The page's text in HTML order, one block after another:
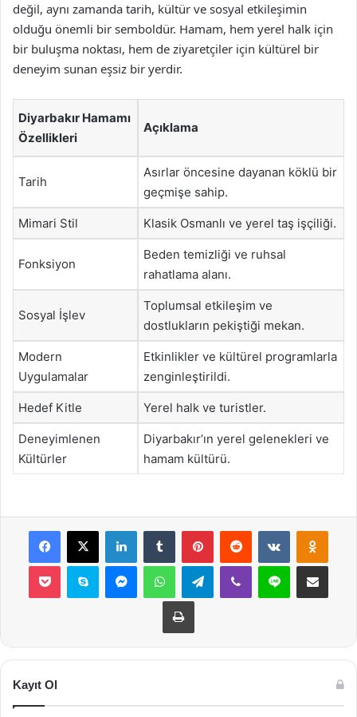
değil, aynı zamanda tarih, kültür ve sosyal etkileşimin
olduğu önemli bir semboldür. Hamam, hem yerel halk için
bir buluşma noktası, hem de ziyaretçiler için kültürel bir
deneyim sunan eşsiz bir yerdir.
Diyarbakır Hamamı
Özellikleri
Açıklama
Tarih
Asırlar öncesine dayanan köklü bir
geçmişe sahip.
Mimari Stil Klasik Osmanlı ve yerel taş işçiliği.
Fonksiyon
Beden temizliği ve ruhsal
rahatlama alanı.
Sosyal İşlev
Toplumsal etkileşim ve
dostlukların pekiştiği mekan.
Modern
Uygulamalar
Etkinlikler ve kültürel programlarla
zenginleştirildi.
Hedef Kitle Yerel halk ve turistler.
Deneyimlenen
Kültürler
Diyarbakır’ın yerel gelenekleri ve
hamam kültürü.
Facebook
X LinkedInTumblr PinterestReddit VKontakte
Pocket Skype MessengerWhatsAppTelegramViber Line E-Posta ile
Yazdır
Kayıt Ol